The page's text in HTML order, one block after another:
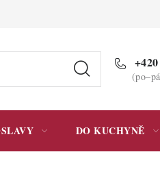
Podmínky
DO KUCHYNĚ